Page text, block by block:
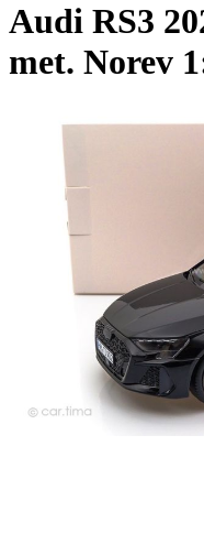
Audi RS3
met. Norev